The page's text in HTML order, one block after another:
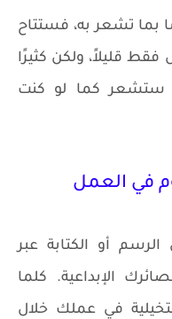
بما تشعر به، فستتاح
قليلاً، ولكن كثيرًا
ستشعر كما لو كنت
في العمل
أو الكتابة عبر
الإبداعية. كلما
في عملك خلال